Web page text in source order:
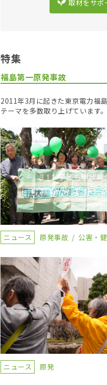
取材をサポ
特集
福島第一原発事故
2011年3月に起きた東京電力福
テーマを多数取り上げています。
ニュース 原発事故 公害・
ニュース 原発